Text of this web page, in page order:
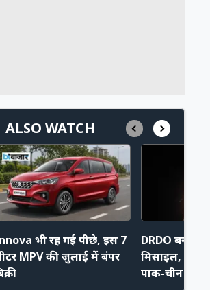
ALSO WATCH
भी रह गई पीछे, इस 7
MPV की जुलाई में बंपर
DRDO बना
मिसाइल,
पाक-चीन के